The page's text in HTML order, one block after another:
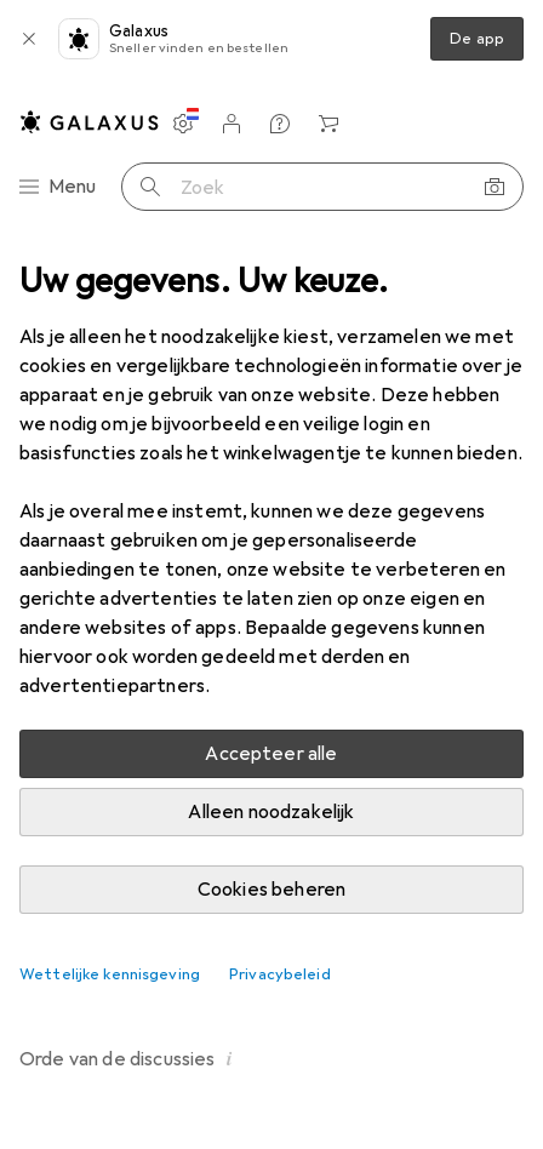
Uw gegevens. Uw keuze.
Als je alleen het noodzakelijke kiest, verzamelen we met
cookies en vergelijkbare technologieën informatie over je
apparaat en je gebruik van onze website. Deze hebben
we nodig om je bijvoorbeeld een veilige login en
basisfuncties zoals het winkelwagentje te kunnen bieden.
Als je overal mee instemt, kunnen we deze gegevens
daarnaast gebruiken om je gepersonaliseerde
aanbiedingen te tonen, onze website te verbeteren en
gerichte advertenties te laten zien op onze eigen en
andere websites of apps. Bepaalde gegevens kunnen
hiervoor ook worden gedeeld met derden en
advertentiepartners.
Accepteer alle
Alleen noodzakelijk
Cookies beheren
Wettelijke kennisgeving Privacybeleid
Galaxus
Sneller vinden en bestellen De app
Categorie navigatie
Menu Zoek op
Instellingen
Klantenaccount
Produktvergelijking
Verlanglijstje
Winkelmandje
Klussen + Tuin Bouwen + Renoveren Kleur + houtbehandeling
Kleur + houtbehandeling
OntdekForum
1 Discussie voor in Kleur + houtbehandeling
Begin discussie
Recent actief
2 jaren geledeninKleur + houtbehandeling
Voedselveilige houtolie/beits/coatings?
Hallo, Ik heb Galaxus en de websites van Bauhaus en
Hornbach bekeken, maar ik kon niets vinden dat me niet
zou afschrikken met de veiligheidsbladen... Zijn er
Orde van de discussies i